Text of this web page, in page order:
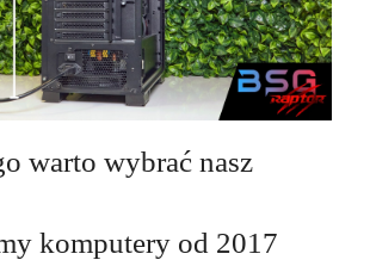
warto wybrać nasz
komputery od 2017